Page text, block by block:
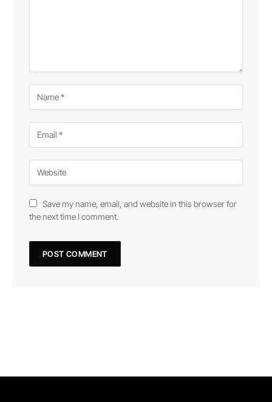
Save my name, email, and website in this browser for
the next time I comment.